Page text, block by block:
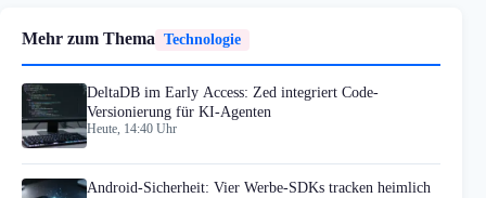
Mehr zum Thema Technologie
DeltaDB im Early Access: Zed integriert Code-
Versionierung für KI-Agenten
Heute, 14:40 Uhr
Android-Sicherheit: Vier Werbe-SDKs tracken heimlich